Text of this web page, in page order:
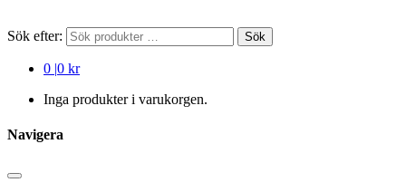
Sök efter: Sök
0 |0 kr
Inga produkter i varukorgen.
Navigera